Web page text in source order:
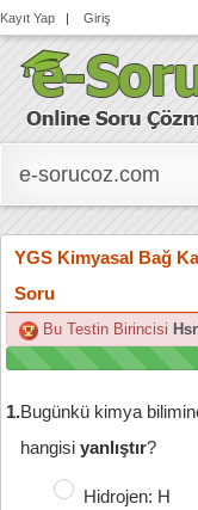
Kayıt Yap | Giriş
e-sorucoz.com
YGS Kimyasal Bağ
Soru
Bu Testin Birincisi
1.Bugünkü kimya
hangisi yanlıştır?
Hidrojen: H